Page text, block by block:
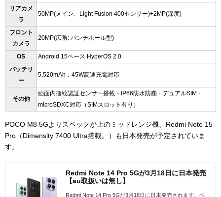
リアカメ
ラ
50MP(メイン、Light Fusion 400センサー)+2MP(深度)
フロント
カメラ
20MP(広角: パンチホール型)
OS
Android 15ベース HyperOS 2.0
バッテリ
ー
5,520mAh：45W高速充電対応
その他
画面内指紋認証センサー搭載・IP66防水防塵・デュアルSIM・
microSDXC対応（SIMスロット有り）
POCO M8 5Gよりスペックが上のミッドレンジ機、Redmi Note 15
Pro（Dimensity 7400 Ultra搭載。）も日本発売が予定されていま
す。
Redmi Note 14 Pro 5Gが3月18日に日本発売
【au取扱いは無し】
Redmi Note 14 Pro 5Gが3月18日に日本発売されます。ベ